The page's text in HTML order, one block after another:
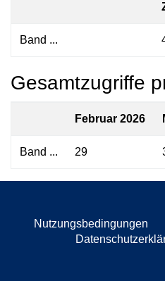
Band ...
Gesamtzugriffe
Februar 2026
Band ... 29
Nutzungsbedingungen